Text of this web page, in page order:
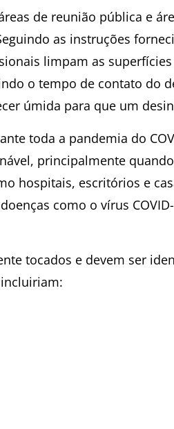
de reunião pública e
as instruções
limpam as
o tempo de contato do
úmida para que um
toda a pandemia do
principalmente
hospitais, escritórios e
como o vírus
tocados e devem ser